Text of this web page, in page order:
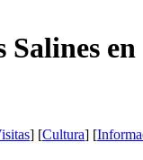
Salines en
] [Cultura] [